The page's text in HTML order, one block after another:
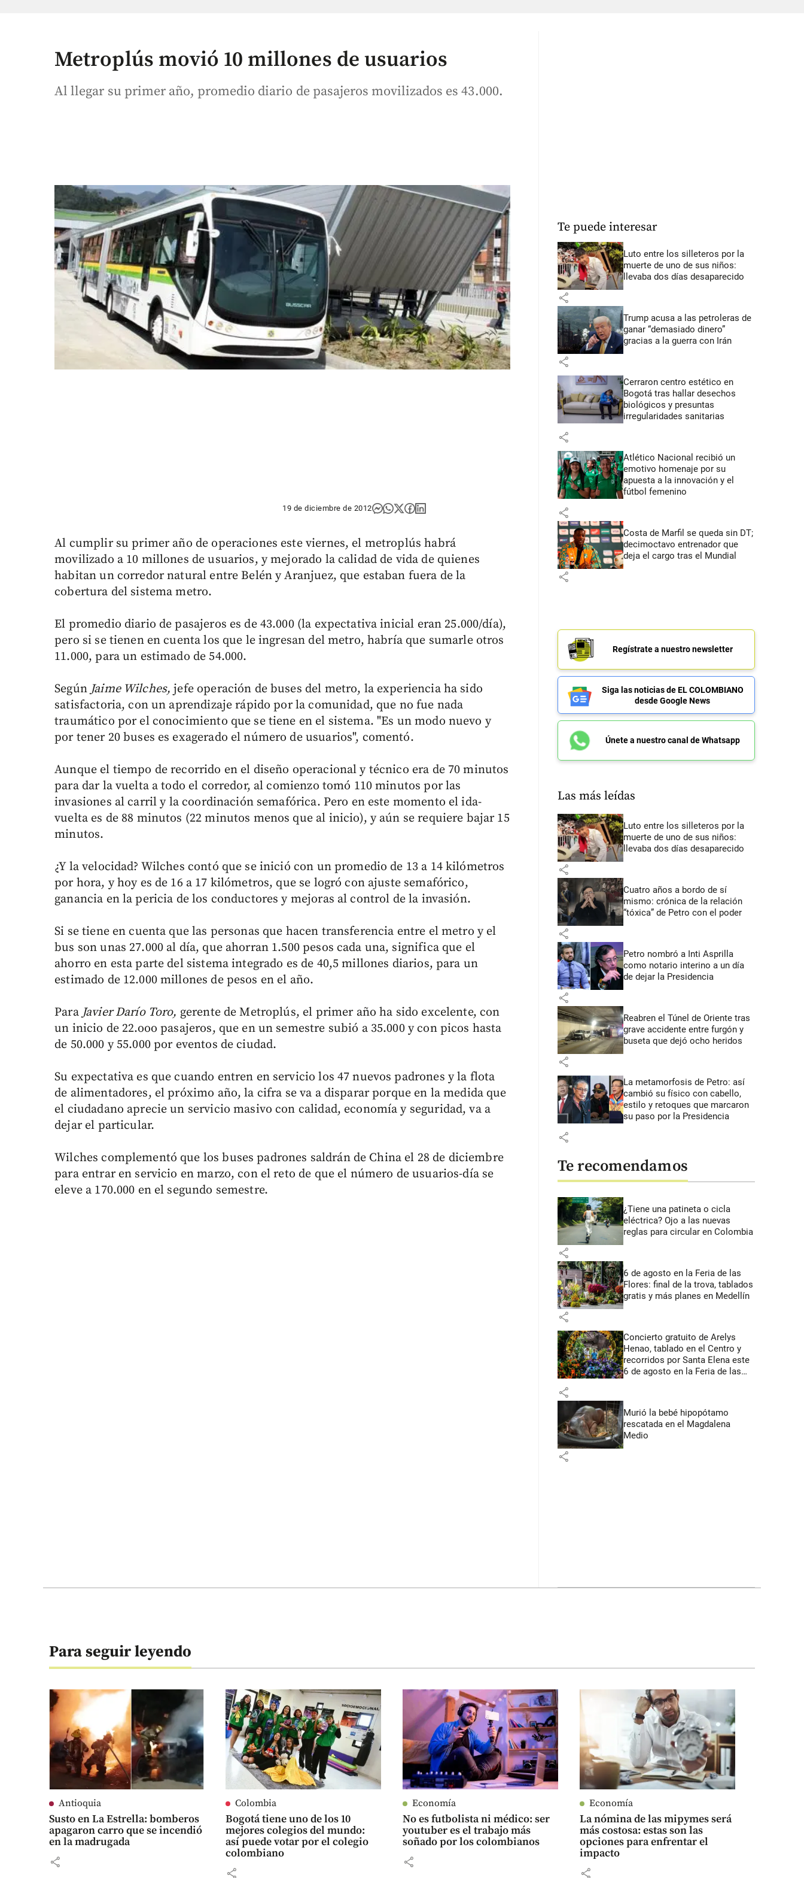
Metroplús movió 10 millones de usuarios
Al llegar su primer año, promedio diario de pasajeros movilizados es 43.000.
19 de diciembre de 2012
Al cumplir su primer año de operaciones este viernes, el metroplús habrá
movilizado a 10 millones de usuarios, y mejorado la calidad de vida de quienes
habitan un corredor natural entre Belén y Aranjuez, que estaban fuera de la
cobertura del sistema metro.
El promedio diario de pasajeros es de 43.000 (la expectativa inicial eran 25.000/día),
pero si se tienen en cuenta los que le ingresan del metro, habría que sumarle otros
11.000, para un estimado de 54.000.
SegúnJaime Wilches,jefe operación de buses del metro, la experiencia ha sido
satisfactoria, con un aprendizaje rápido por la comunidad, que no fue nada
traumático por el conocimiento que se tiene en el sistema. "Es un modo nuevo y
por tener 20 buses es exagerado el número de usuarios", comentó.
Aunque el tiempo de recorrido en el diseño operacional y técnico era de 70 minutos
para dar la vuelta a todo el corredor, al comienzo tomó 110 minutos por las
invasiones al carril y la coordinación semafórica. Pero en este momento el ida-
vuelta es de 88 minutos (22 minutos menos que al inicio), y aún se requiere bajar 15
minutos.
¿Y la velocidad? Wilches contó que se inició con un promedio de 13 a 14 kilómetros
por hora, y hoy es de 16 a 17 kilómetros, que se logró con ajuste semafórico,
ganancia en la pericia de los conductores y mejoras al control de la invasión.
Si se tiene en cuenta que las personas que hacen transferencia entre el metro y el
bus son unas 27.000 al día, que ahorran 1.500 pesos cada una, significa que el
ahorro en esta parte del sistema integrado es de 40,5 millones diarios, para un
estimado de 12.000 millones de pesos en el año.
ParaJavier Darío Toro, gerente de Metroplús, el primer año ha sido excelente, con
un inicio de 22.ooo pasajeros, que en un semestre subió a 35.000 y con picos hasta
de 50.000 y 55.000 por eventos de ciudad.
Su expectativa es que cuando entren en servicio los 47 nuevos padrones y la flota
de alimentadores, el próximo año, la cifra se va a disparar porque en la medida que
el ciudadano aprecie un servicio masivo con calidad, economía y seguridad, va a
dejar el particular.
Wilches complementó que los buses padrones saldrán de China el 28 de diciembre
para entrar en servicio en marzo, con el reto de que el número de usuarios-día se
eleve a 170.000 en el segundo semestre.
Te puede interesar
Luto entre los silleteros por la
muerte de uno de sus niños:
llevaba dos días desaparecido
share
Trump acusa a las petroleras de
ganar “demasiado dinero”
gracias a la guerra con Irán
share
Cerraron centro estético en
Bogotá tras hallar desechos
biológicos y presuntas
irregularidades sanitarias
share
Atlético Nacional recibió un
emotivo homenaje por su
apuesta a la innovación y el
fútbol femenino
share
Costa de Marfil se queda sin DT;
decimoctavo entrenador que
deja el cargo tras el Mundial
share
Regístrate a nuestro newsletter
Siga las noticias de EL COLOMBIANO
desde Google News
Únete a nuestro canal de Whatsapp
Las más leídas
Luto entre los silleteros por la
muerte de uno de sus niños:
llevaba dos días desaparecido
share
Cuatro años a bordo de sí
mismo: crónica de la relación
“tóxica” de Petro con el poder
share
Petro nombró a Inti Asprilla
como notario interino a un día
de dejar la Presidencia
share
Reabren el Túnel de Oriente tras
grave accidente entre furgón y
buseta que dejó ocho heridos
share
La metamorfosis de Petro: así
cambió su físico con cabello,
estilo y retoques que marcaron
su paso por la Presidencia
share
Te recomendamos
¿Tiene una patineta o cicla
eléctrica? Ojo a las nuevas
reglas para circular en Colombia
share
6 de agosto en la Feria de las
Flores: final de la trova, tablados
gratis y más planes en Medellín
share
Concierto gratuito de Arelys
Henao, tablado en el Centro y
recorridos por Santa Elena este
6 de agosto en la Feria de las
share
Murió la bebé hipopótamo
rescatada en el Magdalena
Medio
share
Para seguir leyendo
Antioquia
Susto en La Estrella: bomberos
apagaron carro que se incendió
en la madrugada
share
Colombia
Bogotá tiene uno de los 10
mejores colegios del mundo:
así puede votar por el colegio
colombiano
share
Economía
No es futbolista ni médico: ser
youtuber es el trabajo más
soñado por los colombianos
share
Economía
La nómina de las mipymes será
más costosa: estas son las
opciones para enfrentar el
impacto
share